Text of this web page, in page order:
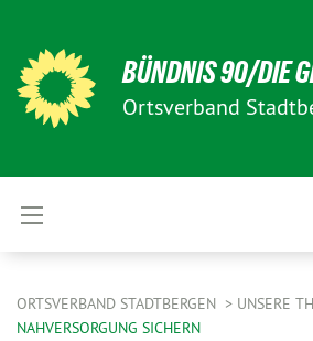
BÜNDNIS 90/DIE
Ortsverband
ORTSVERBAND STADTBERGEN
UNSERE
NAHVERSORGUNG SICHERN